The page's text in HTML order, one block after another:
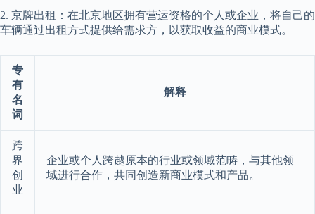
2. 京牌出租：在北京地区拥有营运资格的个人或企业，将自己的
车辆通过出租方式提供给需求方，以获取收益的商业模式。
专
有
名
词
解释
跨
界
创
业
企业或个人跨越原本的行业或领域范畴，与其他领
域进行合作，共同创造新商业模式和产品。